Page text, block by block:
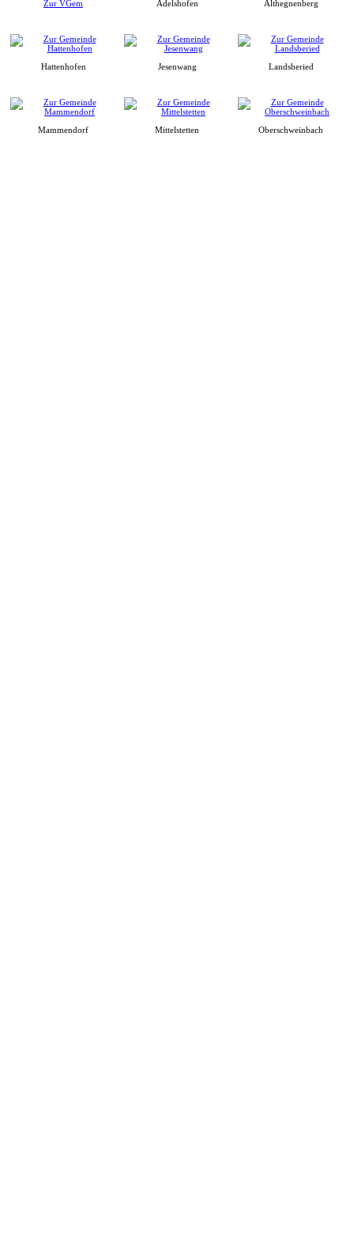
Zur VGem Adelshofen Althegnenberg
Hattenhofen Jesenwang Landsberied
Mammendorf Mittelstetten Oberschweinbach